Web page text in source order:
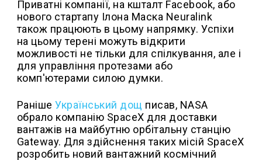
Приватні компанії, на кшталт Facebook, або
нового стартапу Ілона Маска Neuralink
також працюють в цьому напрямку. Успіхи
на цьому терені можуть відкрити
можливості не тільки для спілкування, але і
для управління протезами або
комп'ютерами силою думки.
РанішеУкраїнський дощ писав, NASA
обрало компанію SpaceX для доставки
вантажів на майбутню орбітальну станцію
Gateway. Для здійснення таких місій SpaceX
розробить новий вантажний космічний